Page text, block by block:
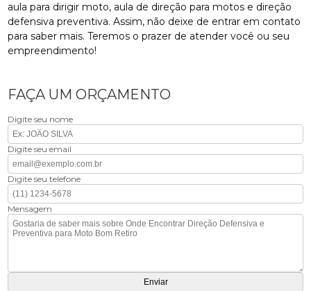
aula para dirigir moto, aula de direção para motos e direção
defensiva preventiva. Assim, não deixe de entrar em contato
para saber mais. Teremos o prazer de atender você ou seu
empreendimento!
FAÇA UM ORÇAMENTO
Digite seu nome
Digite seu email
Digite seu telefone
Mensagem